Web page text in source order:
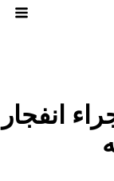
انفجار